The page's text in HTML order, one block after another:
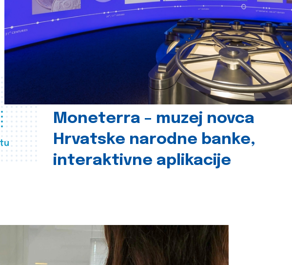
Moneterra – muzej novca
Hrvatske narodne banke,
interaktivne aplikacije